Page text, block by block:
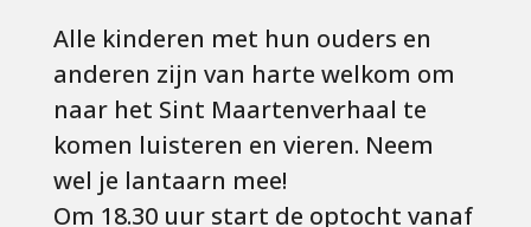
Alle kinderen met hun ouders en
anderen zijn van harte welkom om
naar het Sint Maartenverhaal te
komen luisteren en vieren. Neem
wel je lantaarn mee!
Om 18.30 uur start de optocht vanaf